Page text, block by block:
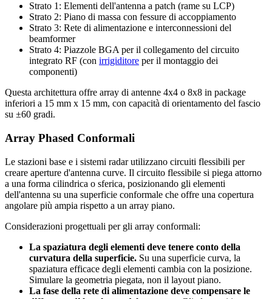
Strato 1: Elementi dell'antenna a patch (rame su LCP)
Strato 2: Piano di massa con fessure di accoppiamento
Strato 3: Rete di alimentazione e interconnessioni del
beamformer
Strato 4: Piazzole BGA per il collegamento del circuito
integrato RF (con irrigiditore per il montaggio dei
componenti)
Questa architettura offre array di antenne 4x4 o 8x8 in package
inferiori a 15 mm x 15 mm, con capacità di orientamento del fascio
su ±60 gradi.
Array Phased Conformali
Le stazioni base e i sistemi radar utilizzano circuiti flessibili per
creare aperture d'antenna curve. Il circuito flessibile si piega attorno
a una forma cilindrica o sferica, posizionando gli elementi
dell'antenna su una superficie conformale che offre una copertura
angolare più ampia rispetto a un array piano.
Considerazioni progettuali per gli array conformali:
La spaziatura degli elementi deve tenere conto della
curvatura della superficie. Su una superficie curva, la
spaziatura efficace degli elementi cambia con la posizione.
Simulare la geometria piegata, non il layout piano.
La fase della rete di alimentazione deve compensare le